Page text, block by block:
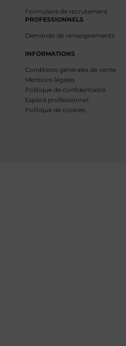
Formulaire de recrutement
PROFESSIONNELS
Demande de renseignements
INFORMATIONS
Conditions générales de vente
Mentions légales
Politique de confidentialité
Espace professionnel
Politique de cookies